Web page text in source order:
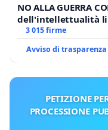
NO ALLA GUERRA
dell'intellettualità
3 015 firme
Avviso di trasparenza
PETIZIONE
PROCESSIONE